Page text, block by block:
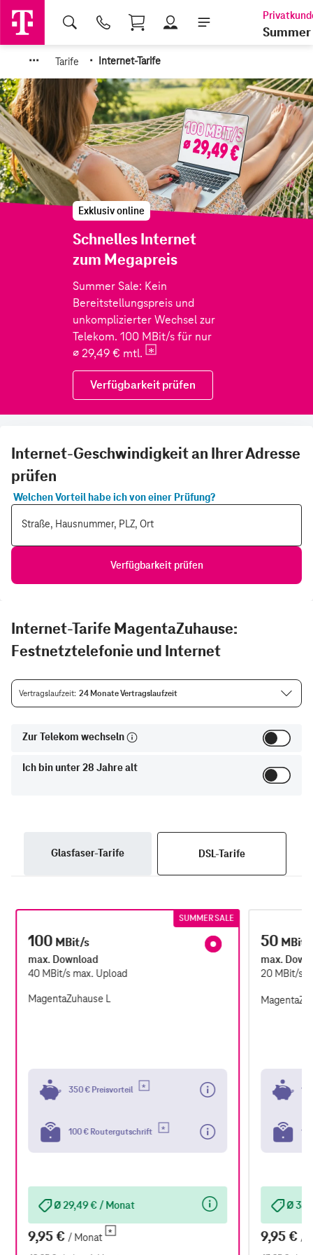
Shopping Cart
Summer
··· Tarife · Internet-Tarife
Internet-Geschwindigkeit an Ihrer Adresse
prüfen
Welchen Vorteil habe ich von einer Prüfung?
Straße, Hausnummer, PLZ, Ort
Verfügbarkeit prüfen
Internet-Tarife MagentaZuhause:
Festnetztelefonie und Internet
Vertragslaufzeit 24 Monate Vertragslaufzeit
Zur Telekom wechseln
Ich bin unter 28 Jahre alt
Glasfaser-Tarife DSL-Tarife
100 MBit/s
max. Download
40 MBit/s max. Upload
SUMMER SALE
MagentaZuhause L
350 € Preisvorteil
100 € Routergutschrift
9,95 € / Monat
Ø 29,49 € / Monat
50 MBit/
max.
20 MBit/s
9,95 € /
Ø